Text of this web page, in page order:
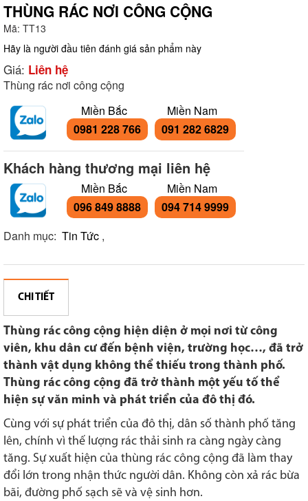
THÙNG RÁC NƠI CÔNG CỘNG
Mã: TT13
Hãy là người đầu tiên đánh giá sản phẩm này
Giá: Liên hệ
Thùng rác nơi công cộng
Miền Bắc
0981 228 766
Miền Nam
091 282 6829
Khách hàng thương mại liên hệ
Miền Bắc
096 849 8888
Miền Nam
094 714 9999
Danh mục: Tin Tức ,
CHI TIẾT
Thùng rác công cộng hiện diện ở mọi nơi từ công
viên, khu dân cư đến bệnh viện, trường học…, đã trở
thành vật dụng không thể thiếu trong thành phố.
Thùng rác công cộng đã trở thành một yếu tố thể
hiện sự văn minh và phát triển của đô thị đó.
Cùng với sự phát triển của đô thị, dân số thành phố tăng
lên, chính vì thế lượng rác thải sinh ra càng ngày càng
tăng. Sự xuất hiện của thùng rác công cộng đã làm thay
đổi lớn trong nhận thức người dân. Không còn xả rác bừa
bãi, đường phố sạch sẽ và vệ sinh hơn.